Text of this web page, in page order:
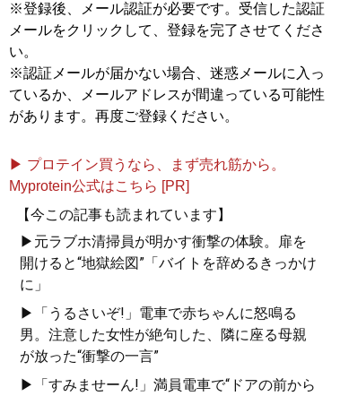
※登録後、メール認証が必要です。受信した認証
メールをクリックして、登録を完了させてくださ
い。
※認証メールが届かない場合、迷惑メールに入っ
ているか、メールアドレスが間違っている可能性
があります。再度ご登録ください。
▶ プロテイン買うなら、まず売れ筋から。
Myprotein公式はこちら [PR]
【今この記事も読まれています】
▶元ラブホ清掃員が明かす衝撃の体験。扉を
開けると“地獄絵図”「バイトを辞めるきっかけ
に」
▶「うるさいぞ!」電車で赤ちゃんに怒鳴る
男。注意した女性が絶句した、隣に座る母親
が放った“衝撃の一言”
▶「すみませーん!」満員電車で“ドアの前から